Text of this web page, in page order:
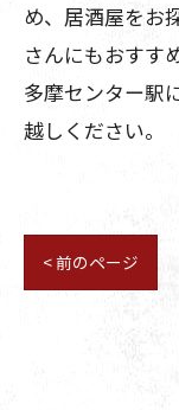
め、居酒屋をお
さんにもおすす
多摩センター駅
越しください。
< 前のページ